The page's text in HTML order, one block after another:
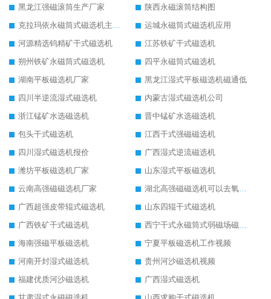
黑龙江强磁滚筒生产厂家
陕西永磁滚筒结构图
克拉玛依永磁筒式磁选机主要技术参数
运城永磁筒式磁选机应用
河源精选钨精矿干式磁选机
江苏铁矿干式磁选机
朔州铁矿永磁筒式磁选机
四平永磁筒式磁选机
湖南平板磁选机厂家
黑龙江湿式平板磁选机磁通低
四川半逆流湿式磁选机
内蒙古湿式磁选机公司
浙江锰矿水选磁选机
晋中锰矿水选磁选机
包头干式磁选机
江西干式强磁磁选机
四川湿式磁选机报价
广西湿式逆流磁选机
潍坊平板磁选机厂家
山东湿式平板磁选机
云南高强磁磁选机厂家
湖北高强磁磁选机可以去氧化铝
广西超强皮带辊式磁选机
山东四辊干式磁选机
广西铁矿干式磁选机
西宁干式永磁筒式弱磁场磁选机结构图
海南强磁平板磁选机
宁夏平板磁选机工作视频
河南开封湿式磁选机
贵州河沙磁选机视频
福建优质河沙磁选机
广西湿式磁选机